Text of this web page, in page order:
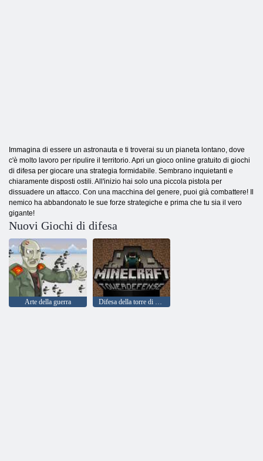
Immagina di essere un astronauta e ti troverai su un pianeta lontano, dove
c'è molto lavoro per ripulire il territorio. Apri un gioco online gratuito di giochi
di difesa per giocare una strategia formidabile. Sembrano inquietanti e
chiaramente disposti ostili. All'inizio hai solo una piccola pistola per
dissuadere un attacco. Con una macchina del genere, puoi già combattere! Il
nemico ha abbandonato le sue forze strategiche e prima che tu sia il vero
gigante!
Nuovi Giochi di difesa
Arte della guerra Difesa della torre di Minecraft